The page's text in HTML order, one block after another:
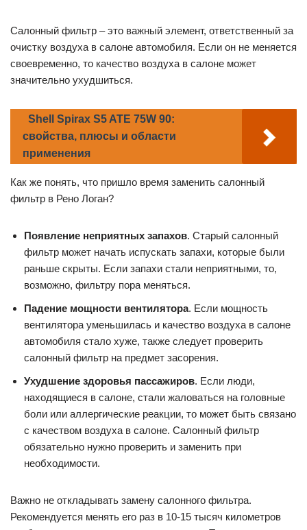
Салонный фильтр – это важный элемент, ответственный за
очистку воздуха в салоне автомобиля. Если он не меняется
своевременно, то качество воздуха в салоне может
значительно ухудшиться.
Shell Spirax S5 ATE 75W 90:
свойства, плюсы и области
применения
Как же понять, что пришло время заменить салонный
фильтр в Рено Логан?
Появление неприятных запахов. Старый салонный
фильтр может начать испускать запахи, которые были
раньше скрыты. Если запахи стали неприятными, то,
возможно, фильтру пора меняться.
Падение мощности вентилятора. Если мощность
вентилятора уменьшилась и качество воздуха в салоне
автомобиля стало хуже, также следует проверить
салонный фильтр на предмет засорения.
Ухудшение здоровья пассажиров. Если люди,
находящиеся в салоне, стали жаловаться на головные
боли или аллергические реакции, то может быть связано
с качеством воздуха в салоне. Салонный фильтр
обязательно нужно проверить и заменить при
необходимости.
Важно не откладывать замену салонного фильтра.
Рекомендуется менять его раз в 10-15 тысяч километров